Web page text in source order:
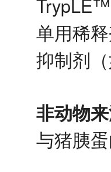
TrypLE™
单用稀
抑制剂
非动物
与猪胰